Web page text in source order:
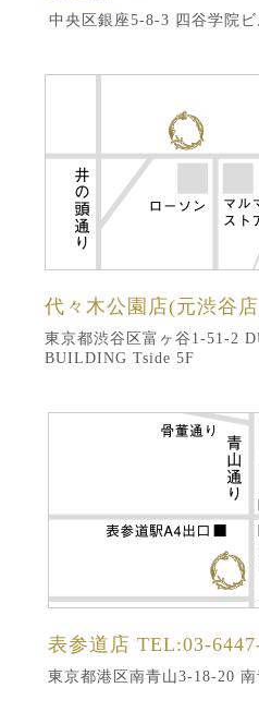
中央区銀座5-8-3 四谷学院
代々木公園店(元渋谷
東京都渋谷区富ヶ谷1-51-2
BUILDING Tside 5F
表参道店 TEL:03-
東京都港区南青山3-18-20